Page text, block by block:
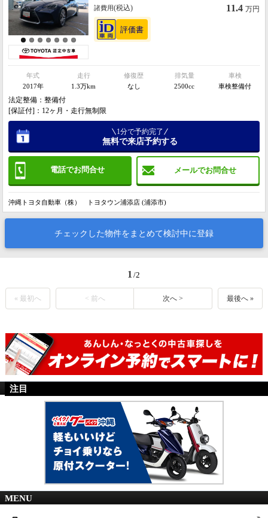
諸費用(税込) 11.4 万円
年式
2017年
走行
1.3万km
修復歴
なし
排気量
2500cc
車検
車検整備付
法定整備：整備付
[保証付]：12ヶ月・走行無制限
電話でお問合せ メールでお問合せ
1分で予約完了
無料で来店予約する
沖縄トヨタ自動車（株） トヨタウン浦添店 (浦添市)
チェックした物件をまとめて検討中に登録
1 /2
« 最初へ < 前へ 次へ > 最後へ »
注目
MENU